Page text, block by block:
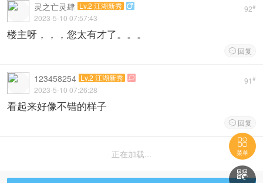
92#
灵之亡灵肆 Lv.2 江湖新秀 
2023-5-10 07:57:43
楼主呀，，，您太有才了。。。
 回复
91 #
123458254 Lv.2 江湖新秀 
2023-5-10 07:26:28
看起来好像不错的样子
 回复
正在加载...

菜单
